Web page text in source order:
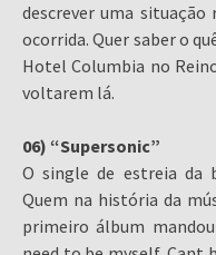
descrever uma
ocorrida. Quer saber o
Hotel Columbia no
voltarem lá.
06) “Supersonic”
O single de estreia da
Quem na história da
primeiro álbum